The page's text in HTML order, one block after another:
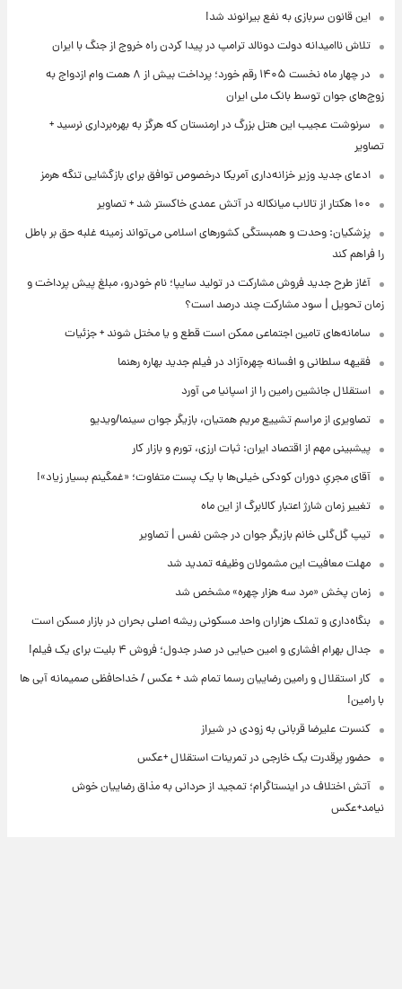
این قانون سربازی به نفع بیرانوند شد!
تلاش ناامیدانه‌ دولت دونالد ترامپ در پیدا کردن راه خروج از جنگ با ایران
در چهار ماه نخست ۱۴۰۵ رقم خورد؛ پرداخت بیش از ۸ همت وام ازدواج به
زوج‌های جوان توسط بانک ملی ایران
سرنوشت عجیب این هتل بزرگ در ارمنستان که هرگز به بهره‌برداری نرسید +
تصاویر
ادعای جدید وزیر خزانه‌داری آمریکا درخصوص توافق برای بازگشایی تنگه هرمز
۱۰۰ هکتار از تالاب میانکاله در آتش عمدی خاکستر شد + تصاویر
پزشکیان: وحدت و همبستگی کشورهای اسلامی می‌تواند زمینه غلبه حق بر باطل
را فراهم کند
آغاز طرح جدید فروش مشارکت در تولید سایپا؛ نام خودرو، مبلغ پیش پرداخت و
زمان تحویل | سود مشارکت چند درصد است؟
سامانه‌های تامین اجتماعی ممکن است قطع و یا مختل شوند + جزئیات
فقیهه سلطانی و افسانه چهره‌آزاد در فیلم جدید بهاره رهنما
استقلال جانشین رامین را از اسپانیا می آورد
تصاویری از مراسم تشییع مریم همتیان، بازیگر جوان سینما/ویدیو
پیشبینی مهم از اقتصاد ایران: ثبات ارزی، تورم و بازار کار
آقای مجریِ دوران کودکی خیلی‌ها با یک پست متفاوت؛ «غمگینم بسیار زیاد»!
تغییر زمان شارژ اعتبار کالابرگ از این ماه
تیپ گل‌گلی خانم بازیگر جوان در جشن نفس | تصاویر
مهلت معافیت این مشمولان وظیفه تمدید شد
زمان پخش «مرد سه هزار چهره» مشخص شد
بنگاه‌داری و تملک هزاران واحد مسکونی ریشه اصلی بحران در بازار مسکن است
جدال بهرام افشاری و امین حیایی در صدر جدول؛ فروش ۴ بلیت برای یک فیلم!
کار استقلال و رامین رضاییان رسما تمام شد + عکس / خداحافظی صمیمانه آبی ها
با رامین!
کنسرت علیرضا قربانی به زودی در شیراز
حضور پرقدرت یک خارجی در تمرینات استقلال +عکس
آتش اختلاف در اینستاگرام؛ تمجید از حردانی به مذاق رضاییان خوش
نیامد+عکس